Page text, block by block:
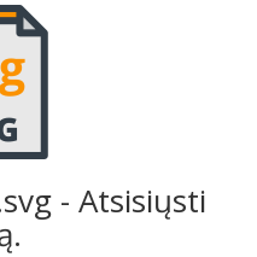
- Atsisiųsti